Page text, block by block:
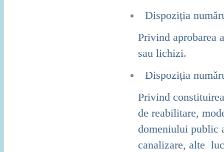
Dispoziția
Privind aprobarea
sau lichizi.
Dispoziția
Privind
de reabilitare,
domeniului public
canalizare, alte